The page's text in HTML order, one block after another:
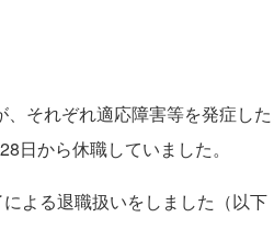
それぞれ適応障害等を発症し
日から休職していました。
よる退職扱いをしました（以下